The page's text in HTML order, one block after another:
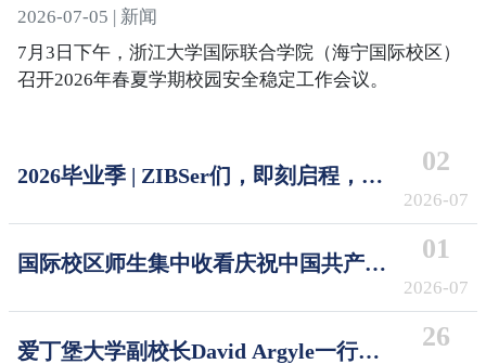
2026-07-05 | 新闻
7月3日下午，浙江大学国际联合学院（海宁国际校区）
召开2026年春夏学期校园安全稳定工作会议。
2026毕业季 | ZIBSer们，即刻启程，破
02
2026-07
国际校区师生集中收看庆祝中国共产党
01
2026-07
爱丁堡大学副校长David Argyle一行访
26